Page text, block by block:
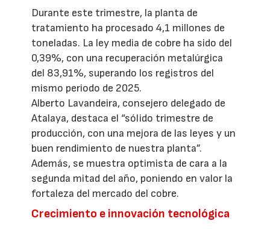
Durante este trimestre, la planta de
tratamiento ha procesado 4,1 millones de
toneladas. La ley media de cobre ha sido del
0,39%, con una recuperación metalúrgica
del 83,91%, superando los registros del
mismo periodo de 2025.
Alberto Lavandeira, consejero delegado de
Atalaya, destaca el “sólido trimestre de
producción, con una mejora de las leyes y un
buen rendimiento de nuestra planta”.
Además, se muestra optimista de cara a la
segunda mitad del año, poniendo en valor la
fortaleza del mercado del cobre.
Crecimiento e innovación tecnológica